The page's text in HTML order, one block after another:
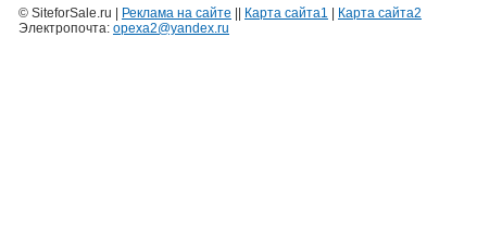
© SiteforSale.ru | Реклама на сайте Карта сайта1
Карта сайта2
Электропочта: opexa2@yandex.ru